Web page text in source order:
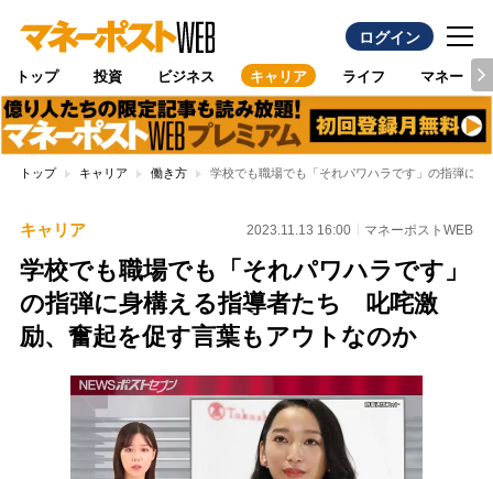
ログイン
トップ 投資 ビジネス キャリア ライフ マネー
トップ キャリア 働き方 学校でも職場でも「それパワハラです」の指弾に
キャリア 2023.11.13 16:00 マネーポストWEB
学校でも職場でも「それパワハラです」
の指弾に身構える指導者たち 叱咤激
励、奮起を促す言葉もアウトなのか